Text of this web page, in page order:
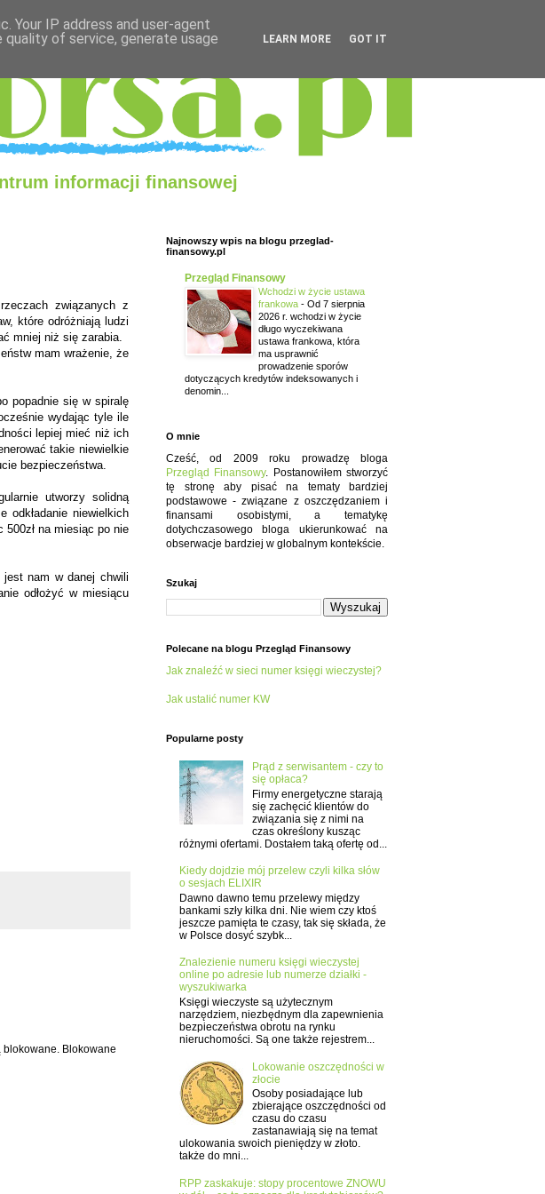
informacji finansowej
związanych z
które odróżniają ludzi
mniej niż się zarabia.
mam wrażenie, że
popadnie się w spiralę
wydając tyle ile
lepiej mieć niż ich
takie niewielkie
bezpieczeństwa.
utworzy solidną
odkładanie niewielkich
500zł na miesiąc po nie
nam w danej chwili
odłożyć w miesiącu
Blokowane
Najnowszy wpis na blogu przeglad-
finansowy.pl
Przegląd Finansowy
Wchodzi w życie ustawa
frankowa - Od 7 sierpnia
2026 r. wchodzi w życie
długo wyczekiwana
ustawa frankowa, która
ma usprawnić
prowadzenie sporów
dotyczących kredytów indeksowanych i
denomin...
O mnie
Cześć, od 2009 roku prowadzę bloga
Przegląd Finansowy. Postanowiłem stworzyć
tę stronę aby pisać na tematy bardziej
podstawowe - związane z oszczędzaniem i
finansami osobistymi, a tematykę
dotychczasowego bloga ukierunkować na
obserwacje bardziej w globalnym kontekście.
Szukaj
Polecane na blogu Przegląd Finansowy
Jak znaleźć w sieci numer księgi wieczystej?
Jak ustalić numer KW
Popularne posty
Prąd z serwisantem - czy to
się opłaca?
Firmy energetyczne starają
się zachęcić klientów do
związania się z nimi na
czas określony kusząc
różnymi ofertami. Dostałem taką ofertę od...
Kiedy dojdzie mój przelew czyli kilka słów
o sesjach ELIXIR
Dawno dawno temu przelewy między
bankami szły kilka dni. Nie wiem czy ktoś
jeszcze pamięta te czasy, tak się składa, że
w Polsce dosyć szybk...
Znalezienie numeru księgi wieczystej
online po adresie lub numerze działki -
wyszukiwarka
Księgi wieczyste są użytecznym
narzędziem, niezbędnym dla zapewnienia
bezpieczeństwa obrotu na rynku
nieruchomości. Są one także rejestrem...
Lokowanie oszczędności w
złocie
Osoby posiadające lub
zbierające oszczędności od
czasu do czasu
zastanawiają się na temat
ulokowania swoich pieniędzy w złoto.
także do mni...
RPP zaskakuje: stopy procentowe ZNOWU
Your IP address and user-agent
of service, generate usage
LEARN MORE GOT IT